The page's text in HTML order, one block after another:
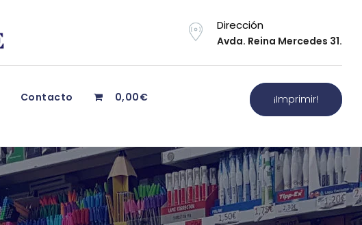
Dirección
Avda. Reina Mercedes 31.
Contacto 0,00€ ¡Imprimir!